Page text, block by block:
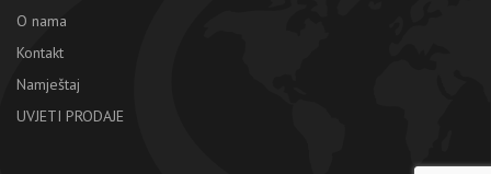
O nama
Kontakt
Namještaj
UVJETI PRODAJE